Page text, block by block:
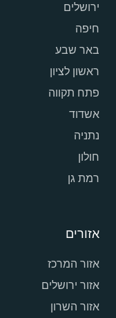
ירושלים
חיפה
באר שבע
ראשון לציון
פתח תקווה
אשדוד
נתניה
חולון
רמת גן
אזורים
אזור המרכז
אזור ירושלים
אזור השרון